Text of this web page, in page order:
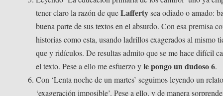
tener claro la razón de queLaffertysea odiado o amado:
buena parte de sus textos en el absurdo. Con esa premisa
historias como esta, usando ladrillos exagerados al mismo
que y ridículos. De resultas admito que se me hace difícil
el texto. Pese a ello me esfuerzo yle pongo un dudoso 6.
Con ‘Lenta noche de un martes’ seguimos leyendo un
‘exageración imposible’. Pese a ello, y de manera